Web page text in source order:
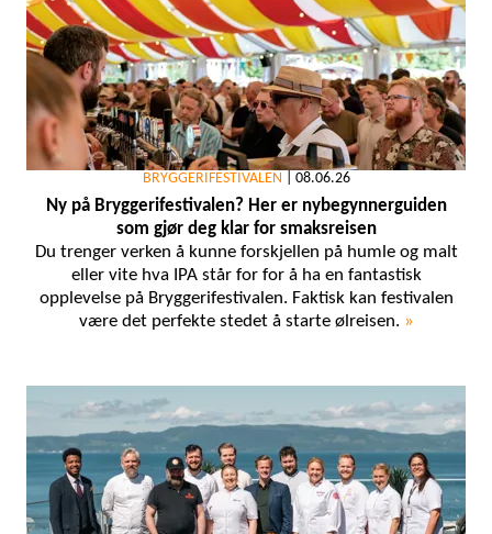
BRYGGERIFESTIVALEN 08.06.26
Ny på Bryggerifestivalen? Her er nybegynnerguiden
som gjør deg klar for smaksreisen
Du trenger verken å kunne forskjellen på humle og malt
eller vite hva IPA står for for å ha en fantastisk
opplevelse på Bryggerifestivalen. Faktisk kan festivalen
være det perfekte stedet å starte ølreisen. »